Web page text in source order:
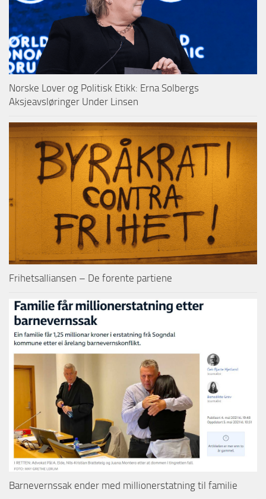
Norske Lover og Politisk Etikk: Erna Solbergs
Aksjeavsløringer Under Linsen
Frihetsalliansen – De forente partiene
Barnevernssak ender med millionerstatning til familie